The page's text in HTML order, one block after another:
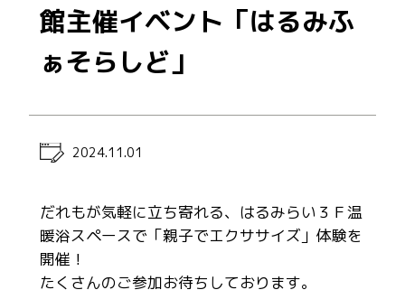
館主催イベント「はるみふ
ぁそらしど」
2024.11.01
だれもが気軽に立ち寄れる、はるみらい３Ｆ温
暖浴スペースで「親子でエクササイズ」体験を
開催！
たくさんのご参加お待ちしております。